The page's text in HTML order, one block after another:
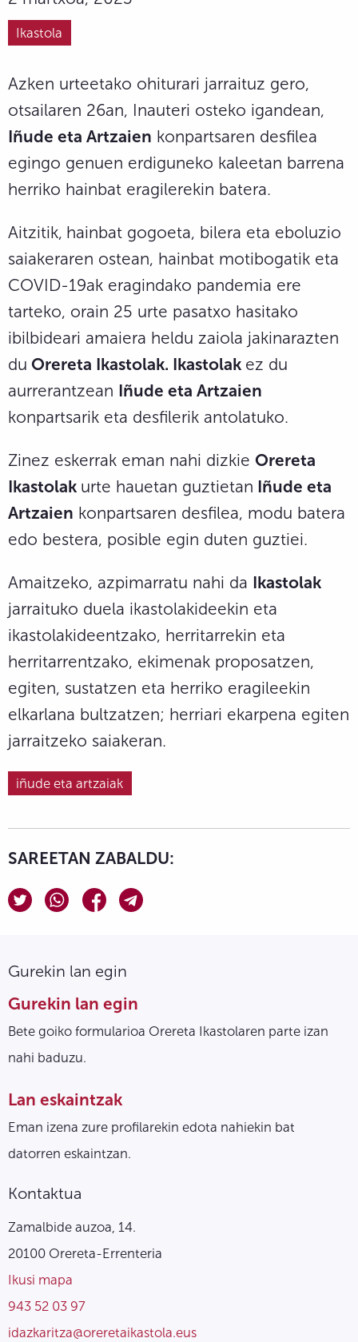
Ikastola
Azken urteetako ohiturari jarraituz gero,
otsailaren 26an, Inauteri osteko igandean,
Iñude eta Artzaien konpartsaren desfilea
egingo genuen erdiguneko kaleetan barrena
herriko hainbat eragilerekin batera.
Aitzitik, hainbat gogoeta, bilera eta eboluzio
saiakeraren ostean, hainbat motibogatik eta
COVID-19ak eragindako pandemia ere
tarteko, orain 25 urte pasatxo hasitako
ibilbideari amaiera heldu zaiola jakinarazten
du Orereta Ikastolak. Ikastolak ez du
aurrerantzean Iñude eta Artzaien
konpartsarik eta desfilerik antolatuko.
Zinez eskerrak eman nahi dizkie Orereta
Ikastolak urte hauetan guztietan Iñude eta
Artzaien konpartsaren desfilea, modu batera
edo bestera, posible egin duten guztiei.
Amaitzeko, azpimarratu nahi da Ikastolak
jarraituko duela ikastolakideekin eta
ikastolakideentzako, herritarrekin eta
herritarrentzako, ekimenak proposatzen,
egiten, sustatzen eta herriko eragileekin
elkarlana bultzatzen; herriari ekarpena egiten
jarraitzeko saiakeran.
iñude eta artzaiak
SAREETAN ZABALDU:
Gurekin lan egin
Gurekin lan egin
Bete goiko formularioa Orereta Ikastolaren parte izan
nahi baduzu.
Lan eskaintzak
Eman izena zure profilarekin edota nahiekin bat
datorren eskaintzan.
Kontaktua
Zamalbide auzoa, 14.
20100 Orereta-Errenteria
Ikusi mapa
943 52 03 97
idazkaritza@oreretaikastola.eus